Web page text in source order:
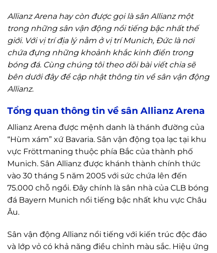
Allianz Arena hay còn được gọi là sân Allianz một
trong những sân vận động nổi tiếng bậc nhất thế
giới. Với vị trí địa lý nằm ở vị trí Munich, Đức là nơi
chứa đựng những khoảnh khắc kinh điển trong
bóng đá. Cùng chúng tôi theo dõi bài viết chia sẽ
bên dưới đây để cập nhật thông tin về sân vận động
Allianz.
Tổng quan thông tin về sân Allianz Arena
Allianz Arena được mệnh danh là thánh đường của
“Hùm xám” xứ Bavaria. Sân vận động tọa lạc tại khu
vực Fröttmaning thuộc phía Bắc của thành phố
Munich. Sân Allianz được khánh thành chính thức
vào 30 tháng 5 năm 2005 với sức chứa lên đến
75.000 chỗ ngồi. Đây chính là sân nhà của CLB bóng
đá Bayern Munich nổi tiếng bậc nhất khu vực Châu
Âu.
Sân vận động Allianz nổi tiếng với kiến trúc độc đáo
và lớp vỏ có khả năng điều chỉnh màu sắc. Hiệu ứng